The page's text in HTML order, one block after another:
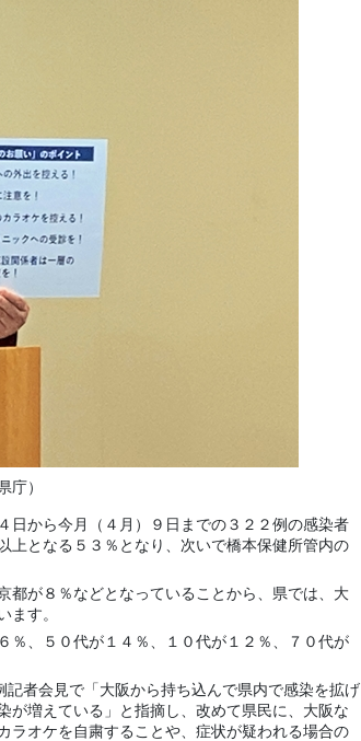
庁）
日から今月（４月）９日までの３２２例の感染者
上となる５３％となり、次いで橋本保健所管内の
都が８％などとなっていることから、県では、大
す。
％、５０代が１４％、１０代が１２％、７０代が
者会見で「大阪から持ち込んで県内で感染を拡げ
が増えている」と指摘し、改めて県民に、大阪な
ラオケを自粛することや、症状が疑われる場合の